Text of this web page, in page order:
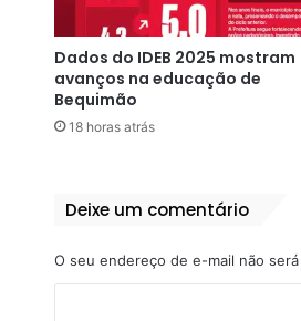
Dados do IDEB 2025 mostram
avanços na educação de
Bequimão
18 horas atrás
Deixe um comentário
O seu endereço de e-mail não